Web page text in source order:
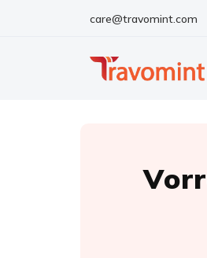
care@travomint.com